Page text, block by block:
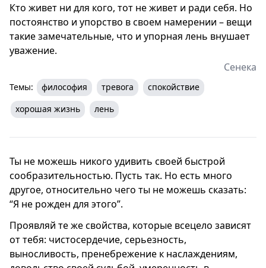
Кто живет ни для кого, тот не живет и ради себя. Но
постоянство и упорство в своем намерении – вещи
такие замечательные, что и упорная лень внушает
уважение.
Сенека
Темы: философия тревога
спокойствие
хорошая жизнь
лень
Ты не можешь никого удивить своей быстрой
сообразительностью. Пусть так. Но есть много
другое, относительно чего ты не можешь сказать:
“Я не рожден для этого”.
Проявляй те же свойства, которые всецело зависят
от тебя: чистосердечие, серьезность,
выносливость, пренебрежение к наслаждениям,